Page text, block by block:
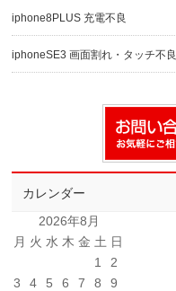
iphone8PLUS 充電不良
iphoneSE3 画面割れ・タッチ不良
カレンダー
2026年8月
月 火 水 木 金 土 日
1
2
3
4 5 6 7 8
9